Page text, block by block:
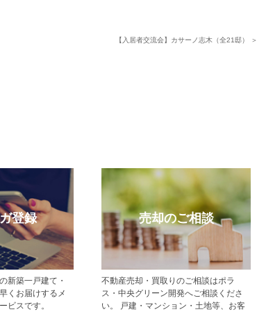
【入居者交流会】カサーノ志木（全21邸） ＞
登録
新築一戸建て・
くお届けするメ
ビスです。
売却のご相談
不動産売却・買取りのご相談はポラ
ス・中央グリーン開発へご相談くださ
い。 戸建・マンション・土地等、お客